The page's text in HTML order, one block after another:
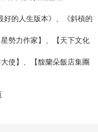
好的人生版本》、《斜槓的
勢力作家】、【天下文化
使】、【馥蘭朵飯店集團